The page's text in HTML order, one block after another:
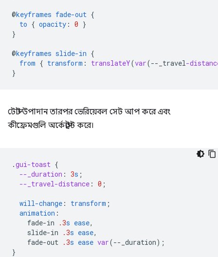
@keyframes fade-out {
to { opacity : 0 }
}
@keyframes slide-in {
from { transform : translateY(var(-- _travel-
}
টোস্ট উপাদান তারপর ভেরিয়েবল সেট আপ করে এবং
কীফ্রেমগুলি অর্কেস্ট্রেট করে।
.gui-toast {
--_duration : 3s ;
--_travel-distance : 0 ;
will-change : transform ;
animation :
fade-in
.3s ease,
slide-in
.3s ease,
fade-out .3s ease var(-- _duration);
}